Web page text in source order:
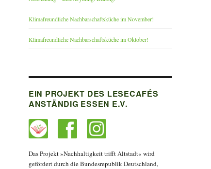
Klimafreundliche Nachbarschaftsküche im November!
Klimafreundliche Nachbarschaftsküche im Oktober!
EIN PROJEKT DES LESECAFÉS
ANSTÄNDIG ESSEN E.V.
Das Projekt »Nachhaltigkeit trifft Altstadt« wird
gefördert durch die Bundesrepublik Deutschland,